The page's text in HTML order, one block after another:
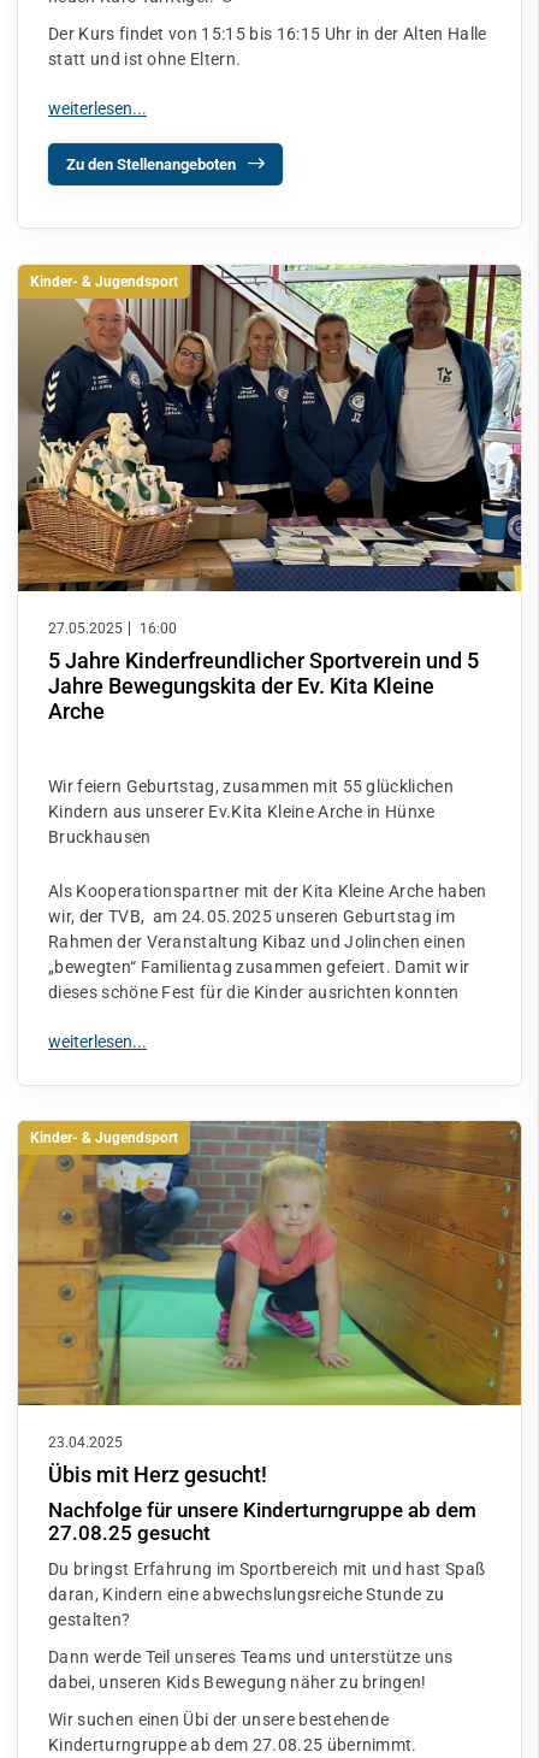
Der Kurs findet von 15:15 bis 16:15 Uhr in der Alten Halle
statt und ist ohne Eltern.
Zu den Stellenangeboten
Kinder- & Jugendsport
27.05.2025 16:00
5 Jahre Kinderfreundlicher Sportverein und 5
Jahre Bewegungskita der Ev. Kita Kleine
Arche
Wir feiern Geburtstag, zusammen mit 55 glücklichen
Kindern aus unserer Ev.Kita Kleine Arche in Hünxe
Bruckhausen
Als Kooperationspartner mit der Kita Kleine Arche haben
wir, der TVB, am 24.05.2025 unseren Geburtstag im
Rahmen der Veranstaltung Kibaz und Jolinchen einen
„bewegten“ Familientag zusammen gefeiert. Damit wir
dieses schöne Fest für die Kinder ausrichten konnten
Kinder- & Jugendsport
23.04.2025
Übis mit Herz gesucht!
Nachfolge für unsere Kinderturngruppe ab dem
27.08.25 gesucht
Du bringst Erfahrung im Sportbereich mit und hast Spaß
daran, Kindern eine abwechslungsreiche Stunde zu
gestalten?
Dann werde Teil unseres Teams und unterstütze uns
dabei, unseren Kids Bewegung näher zu bringen!
Wir suchen einen Übi der unsere bestehende
Kinderturngruppe ab dem 27.08.25 übernimmt.